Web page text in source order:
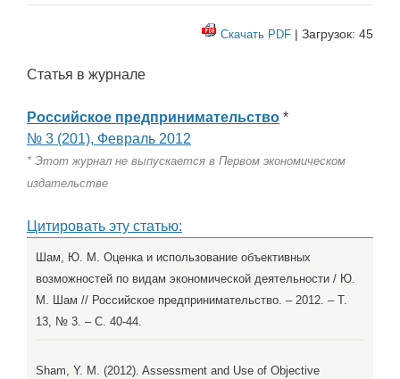
Скачать PDF | Загрузок: 45
Статья в журнале
Российское предпринимательство *
№ 3 (201), Февраль 2012
* Этот журнал не выпускается в Первом экономическом
издательстве
Цитировать эту статью:
Шам, Ю. М. Оценка и использование объективных
возможностей по видам экономической деятельности / Ю.
М. Шам // Российское предпринимательство. – 2012. – Т.
13, № 3. – С. 40-44.
Sham, Y. M. (2012). Assessment and Use of Objective